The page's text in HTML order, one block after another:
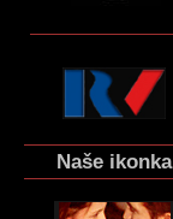
Naše ikonka